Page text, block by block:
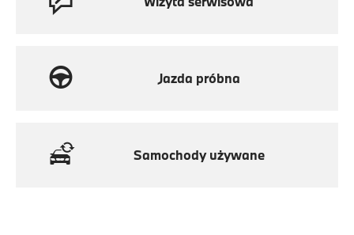
Jazda próbna
Samochody używane